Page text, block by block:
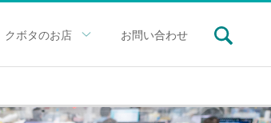
クボタのお店 お問い合わせ